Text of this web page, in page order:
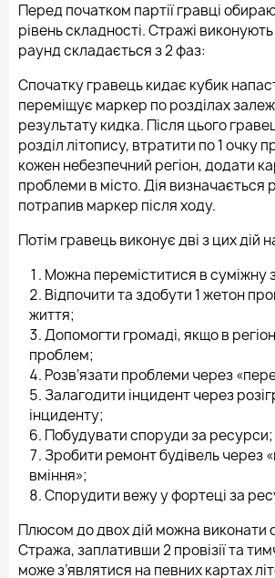
Перед початком партії гравці
рівень складності. Стражі
раунд складається з 2 фаз:
Спочатку гравець кидає кубик
переміщує маркер по розділах
результату кидка. Після цього
розділ літопису, втратити по 1 очку
кожен небезпечний регіон, додати
проблеми в місто. Дія визначається
потрапив маркер після ходу.
Потім гравець виконує дві з цих дій
Можна переміститися в суміжну
Відпочити та здобути 1 жетон
життя;
Допомогти громаді, якщо в
проблем;
Розв‘язати проблеми через
Залагодити інцидент через
інциденту;
Побудувати споруди за ресурси;
Зробити ремонт будівель через
вміння»;
Спорудити вежу у фортеці за
Плюсом до двох дій можна виконати
Стража, заплативши 2 провізії та
може з’являтися на певних картах